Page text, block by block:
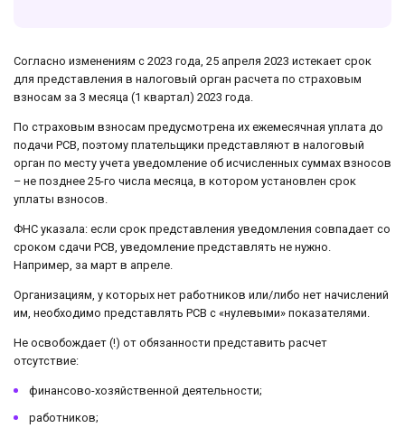
Согласно изменениям с 2023 года, 25 апреля 2023 истекает срок
для представления в налоговый орган расчета по страховым
взносам за 3 месяца (1 квартал) 2023 года.
По страховым взносам предусмотрена их ежемесячная уплата до
подачи РСВ, поэтому плательщики представляют в налоговый
орган по месту учета уведомление об исчисленных суммах взносов
– не позднее 25-го числа месяца, в котором установлен срок
уплаты взносов.
ФНС указала: если срок представления уведомления совпадает со
сроком сдачи РСВ, уведомление представлять не нужно.
Например, за март в апреле.
Организациям, у которых нет работников или/либо нет начислений
им, необходимо представлять РСВ с «нулевыми» показателями.
Не освобождает (!) от обязанности представить расчет
отсутствие:
финансово-хозяйственной деятельности;
работников;